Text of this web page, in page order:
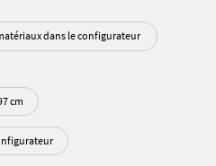
dans le configurateur
cm